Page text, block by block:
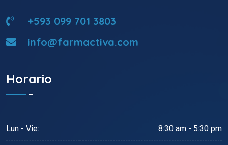
+593 099 701 3803
info@farmactiva.com
Horario
Lun - Vie: 8:30 am - 5:30 pm